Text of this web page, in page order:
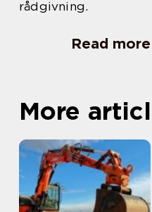
rådgivning.
Read
More